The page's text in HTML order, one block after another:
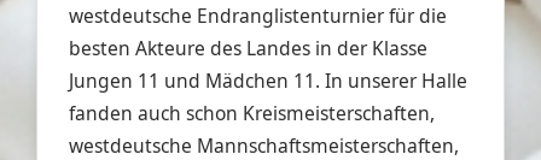
westdeutsche Endranglistenturnier für die
besten Akteure des Landes in der Klasse
Jungen 11 und Mädchen 11. In unserer Halle
fanden auch schon Kreismeisterschaften,
westdeutsche Mannschaftsmeisterschaften,